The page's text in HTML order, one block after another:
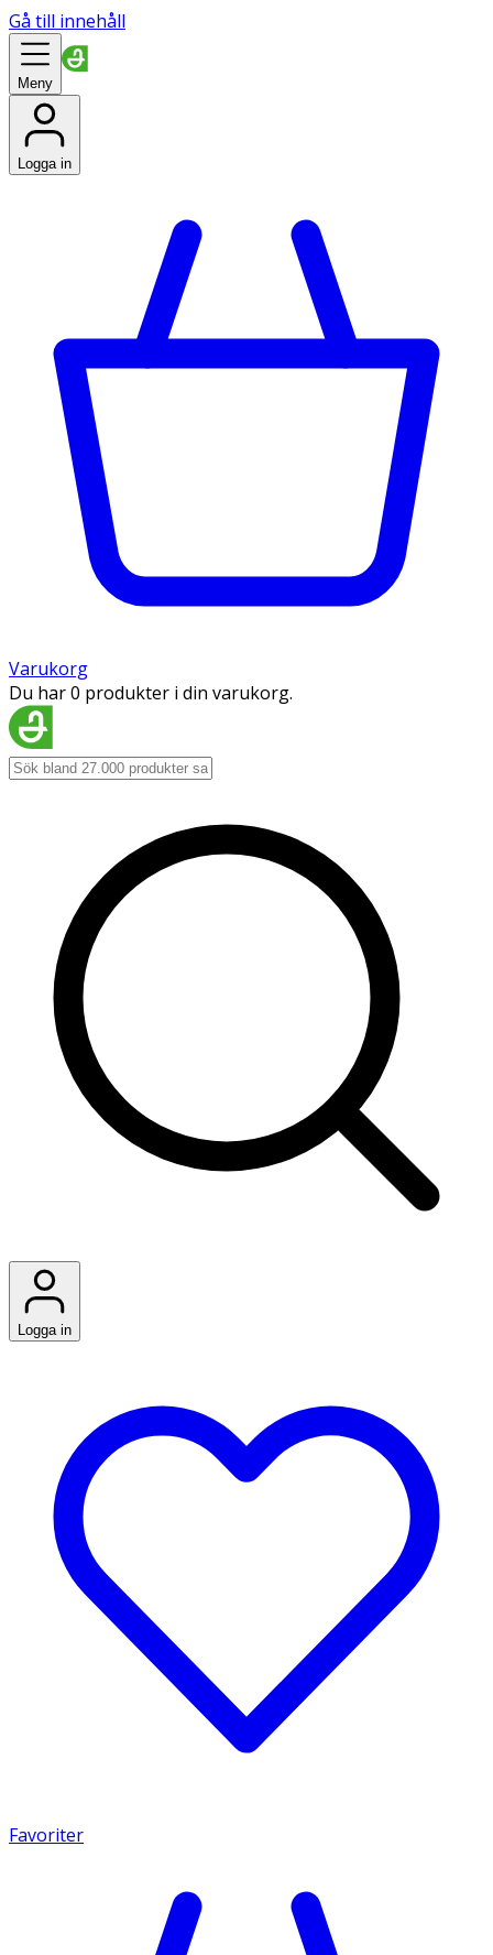
Gå till innehåll
Meny
Logga in
Varukorg
Du har 0 produkter i din varukorg.
Logga in
Favoriter